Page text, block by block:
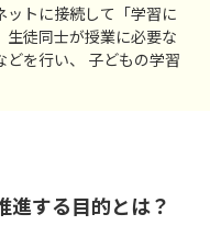
トに接続して「学習に
徒同士が授業に必要な
を行い、 子どもの学習
進する目的とは？